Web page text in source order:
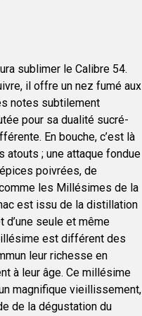
sublimer le Calibre 54.
il offre un nez fumé aux
notes subtilement
pour sa dualité sucré-
En bouche, c’est là
atouts ; une attaque fondue
poivrées, de
les Millésimes de la
est issu de la distillation
d’une seule et même
est différent des
leur richesse en
à leur âge. Ce millésime
magnifique vieillissement,
de la dégustation du